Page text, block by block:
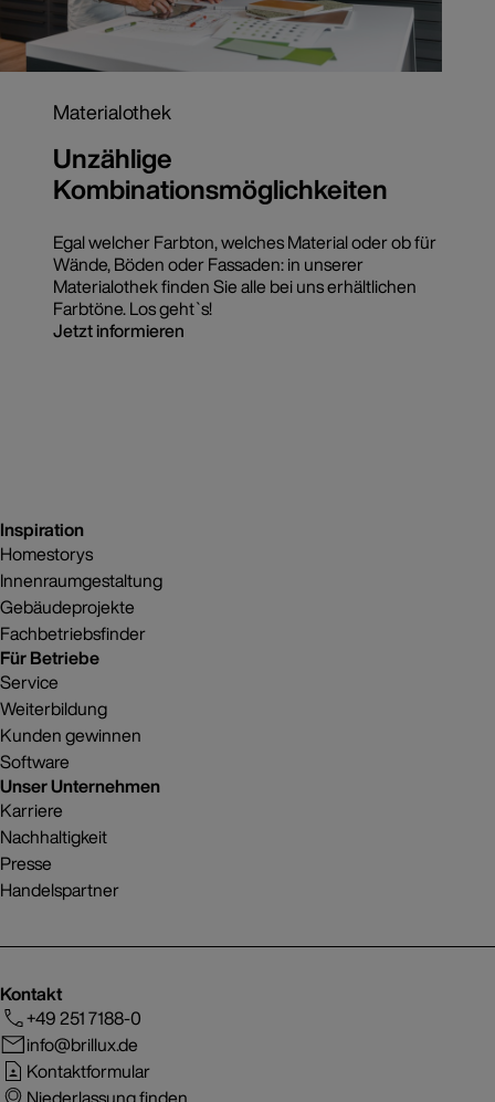
Materialothek
Unzählige
Kombinationsmöglichkeiten
Egal welcher Farbton, welches Material oder ob für
Wände, Böden oder Fassaden: in unserer
Materialothek finden Sie alle bei uns erhältlichen
Farbtöne. Los geht`s!
Jetzt informieren
Inspiration
Homestorys
Innenraumgestaltung
Gebäudeprojekte
Fachbetriebsfinder
Für Betriebe
Service
Weiterbildung
Kunden gewinnen
Software
Unser Unternehmen
Karriere
Nachhaltigkeit
Presse
Handelspartner
Kontakt
+49 251 7188-0
info@brillux.de
Kontaktformular